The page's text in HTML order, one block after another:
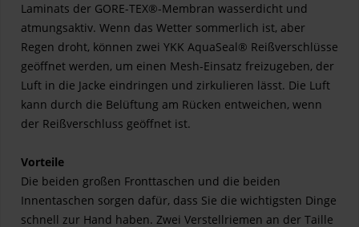
Laminats der GORE-TEX®-Membran wasserdicht und
atmungsaktiv. Wenn das Wetter sommerlich ist, aber
Regen droht, können zwei YKK AquaSeal® Reißverschlüsse
geöffnet werden, um einen Mesh-Einsatz freizugeben, der
Luft in die Jacke eindringen und zirkulieren lässt. Die Luft
kann durch die Belüftung am Rücken entweichen, wenn
der Reißverschluss geöffnet ist.
Vorteile
Die beiden großen Fronttaschen und die beiden
Innentaschen sorgen dafür, dass Sie die wichtigsten Dinge
schnell zur Hand haben. Zwei Verstellriemen an der Taille